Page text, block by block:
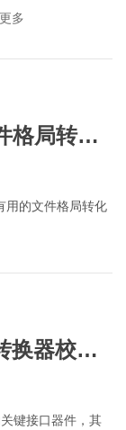
更多
格局转化
用的文件格局转化
换器校准
键接口器件，其